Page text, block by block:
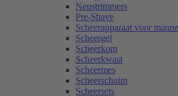
Neustrimmers
Pre-Shave
Scheerapparaat voor
Scheergel
Scheerkom
Scheerkwast
Scheermes
Scheerschuim
Scheersets